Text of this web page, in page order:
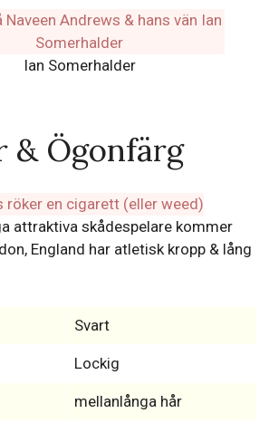
Ian Somerhalder
& Ögonfärg
attraktiva skådespelare kommer
England har atletisk kropp & lång
Svart
Lockig
mellanlånga hår